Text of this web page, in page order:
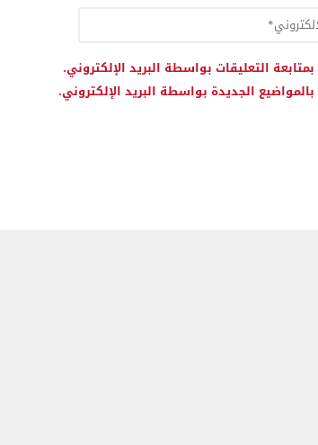
التعليقات بواسطة البريد الإلكتروني.
الجديدة بواسطة البريد الإلكتروني.